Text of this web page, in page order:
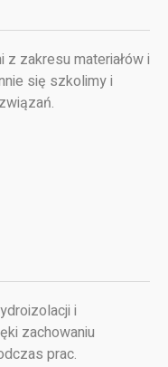
zakresu materiałów i
się szkolimy i
i
zachowaniu
prac.